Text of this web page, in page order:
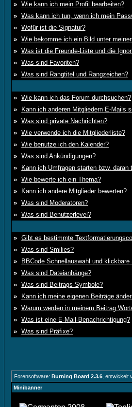
» Wie kann ich mein Profil bearbeiten?
» Was kann ich tun, wenn ich mein
» Wofür ist die Signatur?
» Wie bekomme ich ein Bild unter
» Was ist die Freunde-Liste und die
» Was sind Favoriten?
» Was sind Rangtitel und Rangzeichen?
» Wie kann ich das Forum durchsuchen?
»
Kann ich anderen Mitgliedern E-Mails
» Was sind private Nachrichten?
» Wie verwende ich die Mitgliederliste?
» Wie benutze ich den Kalender?
» Was sind Ankündigungen?
»
Kann ich Umfragen starten bzw. daran
» Wie bewerte ich ein Thema?
»
Kann ich andere Mitglieder bewerten?
» Was sind Moderatoren?
» Was sind Benutzerlevel?
» Gibt es bestimmte
» Was sind Smilies?
»
BBCode Schnellauswahl und klickbare
» Was sind Dateianhänge?
» Was sind Beitrags-Symbole?
»
Kann ich meine eigenen Beiträge
» Warum werden in meinem Beitrag
» Was ist eine E-Mail-Benachrichtigung?
» Was sind Präfixe?
Forensoftware: Burning Board 2.3.6 , entwickelt
Minibanner